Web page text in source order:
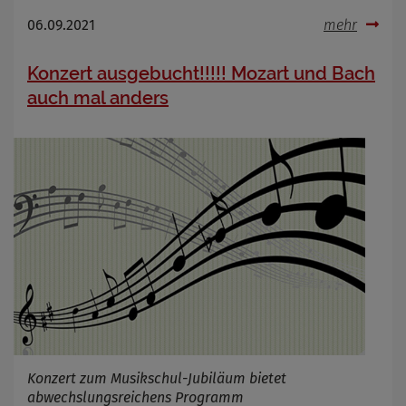
06.09.2021 mehr
Konzert ausgebucht!!!!! Mozart und Bach
auch mal anders
Konzert zum Musikschul-Jubiläum bietet
abwechslungsreichens Programm